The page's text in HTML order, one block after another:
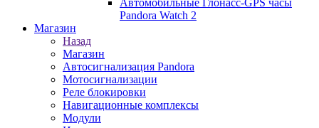
Автомобильные Глонасс-GPS часы
Pandora Watch 2
Магазин
Назад
Магазин
Автосигнализация Pandora
Мотосигнализации
Реле блокировки
Навигационные комплексы
Модули